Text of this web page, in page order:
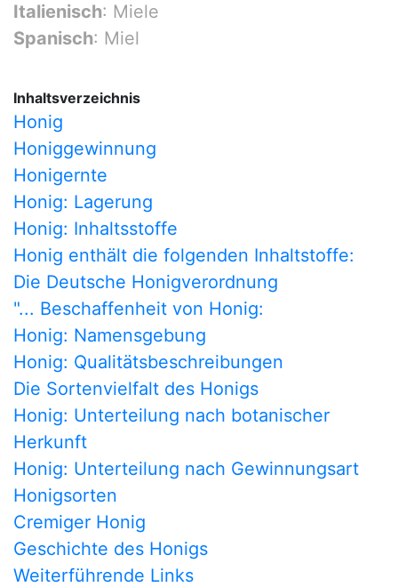
Italienisch: Miele
Spanisch: Miel
Inhaltsverzeichnis
Honig
Honiggewinnung
Honigernte
Honig: Lagerung
Honig: Inhaltsstoffe
Honig enthält die folgenden Inhaltstoffe:
Die Deutsche Honigverordnung
"... Beschaffenheit von Honig:
Honig: Namensgebung
Honig: Qualitätsbeschreibungen
Die Sortenvielfalt des Honigs
Honig: Unterteilung nach botanischer
Herkunft
Honig: Unterteilung nach Gewinnungsart
Honigsorten
Cremiger Honig
Geschichte des Honigs
Weiterführende Links